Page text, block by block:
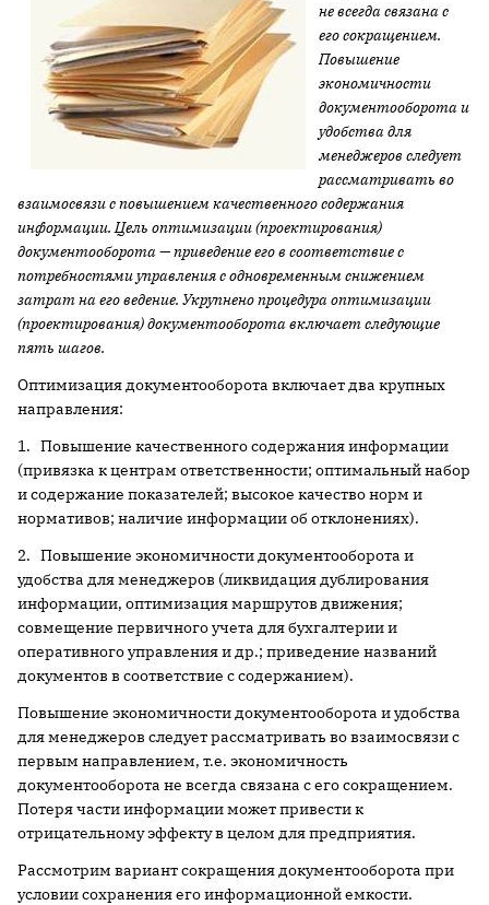
не всегда связана с
его сокращением.
Повышение
экономичности
документооборота и
удобства для
менеджеров следует
рассматривать во
взаимосвязи с повышением качественного содержания
информации. Цель оптимизации (проектирования)
документооборота — приведение его в соответствие с
потребностями управления с одновременным снижением
затрат на его ведение. Укрупнено процедура оптимизации
(проектирования) документооборота включает следующие
пять шагов.
Оптимизация документооборота включает два крупных
направления:
1. Повышение качественного содержания информации
(привязка к центрам ответственности; оптимальный набор
и содержание показателей; высокое качество норм и
нормативов; наличие информации об отклонениях).
2. Повышение экономичности документооборота и
удобства для менеджеров (ликвидация дублирования
информации, оптимизация маршрутов движения;
совмещение первичного учета для бухгалтерии и
оперативного управления и др.; приведение названий
документов в соответствие с содержанием).
Повышение экономичности документооборота и удобства
для менеджеров следует рассматривать во взаимосвязи с
первым направлением, т.е. экономичность
документооборота не всегда связана с его сокращением.
Потеря части информации может привести к
отрицательному эффекту в целом для предприятия.
Рассмотрим вариант сокращения документооборота при
условии сохранения его информационной емкости.